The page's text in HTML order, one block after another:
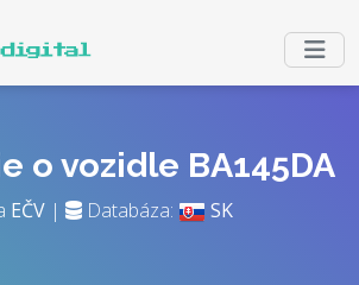
o vozidle BA145DA
EČV | Databáza: SK